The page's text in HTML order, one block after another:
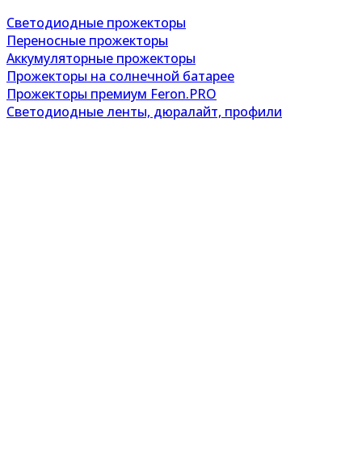
Светодиодные прожекторы
Переносные прожекторы
Аккумуляторные прожекторы
Прожекторы на солнечной батарее
Прожекторы премиум Feron.PRO
Светодиодные ленты, дюралайт, профили